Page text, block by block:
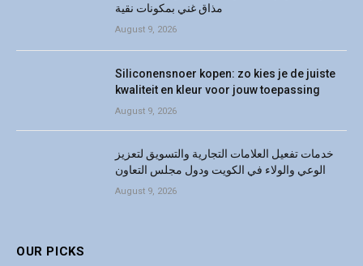
مذاق غني بمكونات نقية
August 9, 2026
Siliconensnoer kopen: zo kies je de juiste
kwaliteit en kleur voor jouw toepassing
August 9, 2026
خدمات تفعيل العلامات التجارية والتسويق لتعزيز
الوعي والولاء في الكويت ودول مجلس التعاون
August 9, 2026
OUR PICKS